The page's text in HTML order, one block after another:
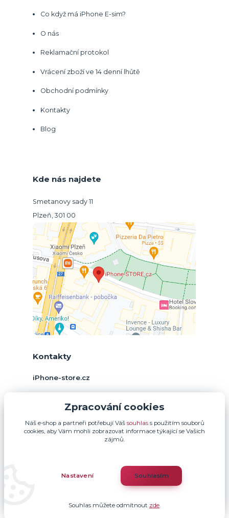
Co když má iPhone E-sim?
O nás
Reklamační protokol
Vrácení zboží ve 14 denní lhůtě
Obchodní podmínky
Kontakty
Blog
Kde nás najdete
Smetanovy sady 11
Plzeň, 301 00
Kontakty
iPhone-store.cz
(Po-Pá, 9-17 hod.)
info@iphone-store.cz
Eshop-rychle.cz
Zpracování cookies
Náš e-shop a partneři potřebují Váš souhlass použitím souborů
cookies, aby Vám mohli zobrazovat informace týkající se Vašich
zájmů.
Nastavení Souhlasím
Souhlas můžete odmítnout zde.